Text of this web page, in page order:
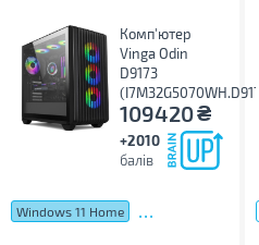
Комп'ютер
Vinga Odin
D9173
109420₴
+2010
балів
Windows 11 Home ...